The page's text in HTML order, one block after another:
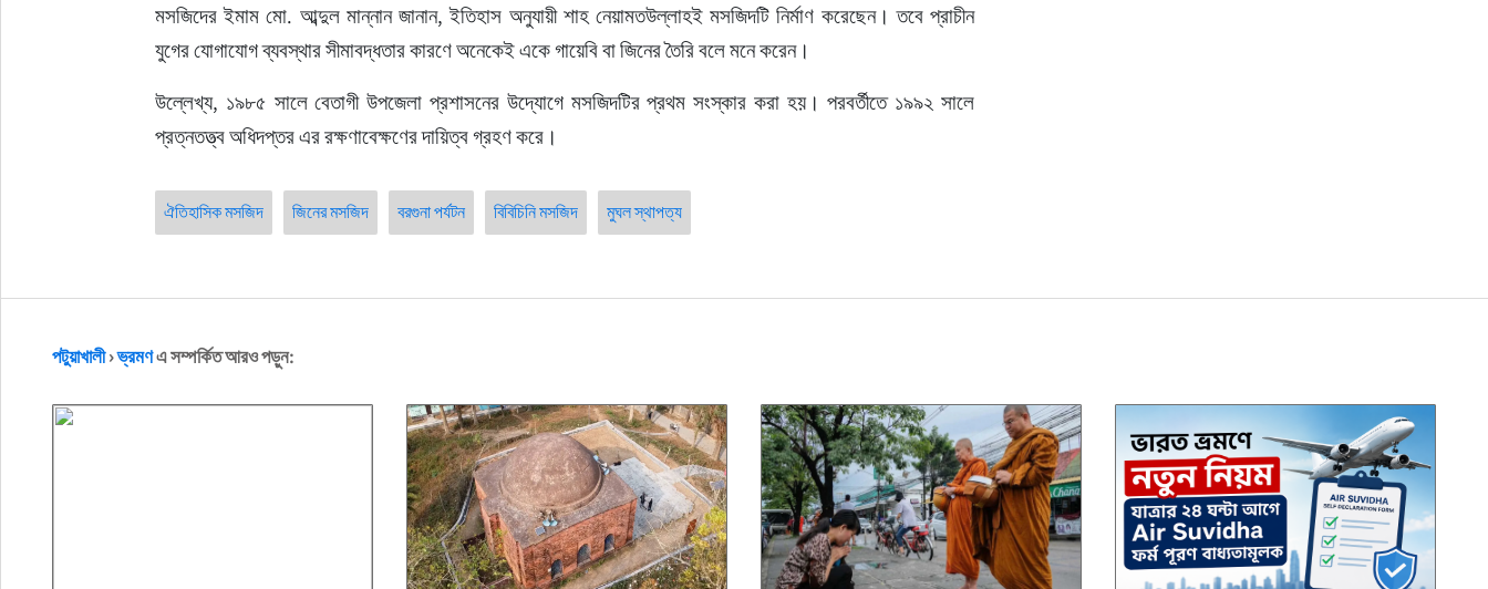
মসজিদের ইমাম মো. আব্দুল মান্নান জানান, ইতিহাস অনুযায়ী শাহ নেয়ামতউল্লাহই মসজিদটি নির্মাণ করেছেন। তবে প্রাচীন
যুগের যোগাযোগ ব্যবস্থার সীমাবদ্ধতার কারণে অনেকেই একে গায়েবি বা জিনের তৈরি বলে মনে করেন।
উল্লেখ্য, ১৯৮৫ সালে বেতাগী উপজেলা প্রশাসনের উদ্যোগে মসজিদটির প্রথম সংস্কার করা হয়। পরবর্তীতে ১৯৯২ সালে
প্রত্নতত্ত্ব অধিদপ্তর এর রক্ষণাবেক্ষণের দায়িত্ব গ্রহণ করে।
ঐতিহাসিক মসজিদ জিনের মসজিদ বরগুনা পর্যটন বিবিচিনি মসজিদ মুঘল স্থাপত্য
পটুয়াখালী›ভ্রমণএ সম্পর্কিত আরও পড়ুন: